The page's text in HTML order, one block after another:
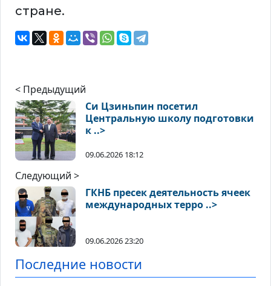
стране.
< Предыдущий
Си Цзиньпин посетил
Центральную школу подготовки
к ..>
09.06.2026 18:12
Следующий >
ГКНБ пресек деятельность ячеек
международных терро ..>
09.06.2026 23:20
Последние новости